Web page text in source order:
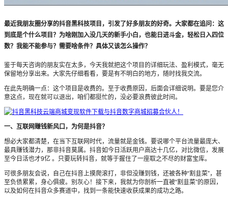
最近我朋友圈分享的抖音黑科技项目，引发了好多朋友的好奇。大家都在追问：这
到底是个什么项目？为啥刚加入没几天的新手小白，也能日进斗金，轻松日入四位
数？我能不能参与？需要啥条件？具体又该怎么操作？
鉴于每天咨询的朋友实在太多，今天我就把这个项目的详细玩法、盈利模式，毫无
保留地分享出来。大家先仔细看看，要是有不明白的地方，随时找我交流。
在此先明确一点：这个项目是收费的。至于收费原因，后面会详细说明。要是您介
意这点，现在就可以退出，咱们都挺忙的，没必要浪费彼此时间。
一、互联网赚钱新风口，为何是抖音？
想必大家都清楚，在当下互联网时代，流量就是金钱。要说哪个平台流量最庞大、
最具赚钱潜力，那非抖音莫属。抖音如今日活跃用户高达十几亿，对比微信，发展
至今日活也才9亿 。只要玩转抖音，就等于握住了一座取之不尽的财富宝库。
可很多朋友会说，自己在抖音上摸爬滚打，非但没赚到钱，还被各种“割韭菜”，甚
至负债累累，身心俱疲。别灰心！接下来，我就为你剖析一直被“割韭菜”的原因，
以及如何在抖音众多赛道中，找到一条能快速收获成果的成功之路。